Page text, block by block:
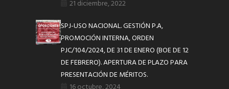
21 diciembre, 2022
SPJ-USO NACIONAL. GESTIÓN P.A,
PROMOCIÓN INTERNA, ORDEN
PJC/104/2024, DE 31 DE ENERO (BOE DE 12
DE FEBRERO). APERTURA DE PLAZO PARA
PRESENTACIÓN DE MÉRITOS.